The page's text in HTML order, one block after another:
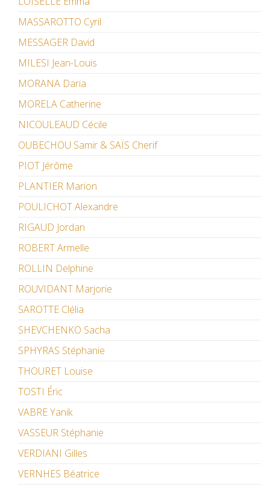
MASSAROTTO Cyril
MESSAGER David
MILESI Jean-Louis
MORANA Daria
MORELA Catherine
NICOULEAUD Cécile
OUBECHOU Samir & SAÏS Cherif
PIOT Jérôme
PLANTIER Marion
POULICHOT Alexandre
RIGAUD Jordan
ROBERT Armelle
ROLLIN Delphine
ROUVIDANT Marjorie
SAROTTE Clélia
SHEVCHENKO Sacha
SPHYRAS Stéphanie
THOURET Louise
TOSTI Éric
VABRE Yanik
VASSEUR Stéphanie
VERDIANI Gilles
VERNHES Béatrice